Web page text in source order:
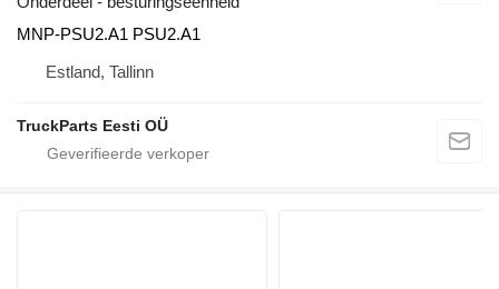
MNP-PSU2.A1 PSU2.A1
Estland, Tallinn
TruckParts Eesti OÜ